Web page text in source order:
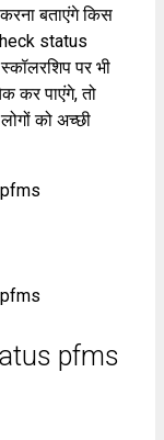
बताएंगे किस
status
पर भी
कर पाएंगे, तो
को अच्छी
pfms